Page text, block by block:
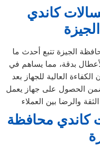
كاندي
الجيزة تتبع أحدث ما
بدقة، مما يساهم في
العالية للجهاز بعد
تضمن الحصول على جهاز يعمل
كاندي محافظة